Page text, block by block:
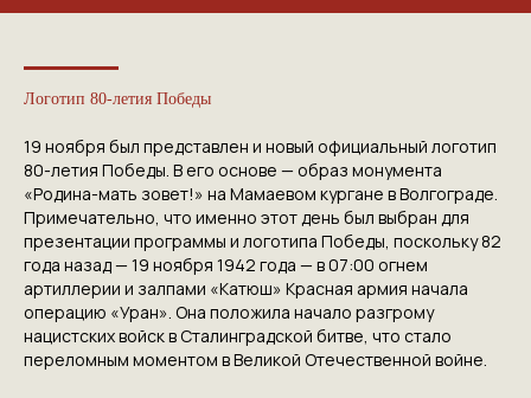
Логотип 80-летия Победы
19 ноября был представлен и новый официальный логотип
80-летия Победы. В его основе — образ монумента
«Родина-мать зовет!» на Мамаевом кургане в Волгограде.
Примечательно, что именно этот день был выбран для
презентации программы и логотипа Победы, поскольку 82
года назад — 19 ноября 1942 года — в 07:00 огнем
артиллерии и залпами «Катюш» Красная армия начала
операцию «Уран». Она положила начало разгрому
нацистских войск в Сталинградской битве, что стало
переломным моментом в Великой Отечественной войне.
КОНТАКТЫ
ПРИГЛАШАЕМ ВАС
ПРИНЯТЬ УЧАСТИЕ В
ПРОЕКТЕ
VICTORYDAY80.RU